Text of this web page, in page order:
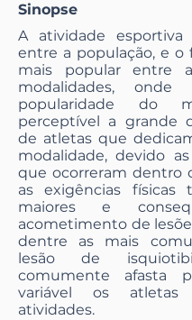
Sinopse
A atividade
entre a população, e o
mais popular entre
modalidades,
popularidade do
perceptível a grande
de atletas que
modalidade, devido
que ocorreram dentro
as exigências físicas
maiores e
acometimento de
dentre as mais
lesão de
comumente afasta
variável os
atividades.